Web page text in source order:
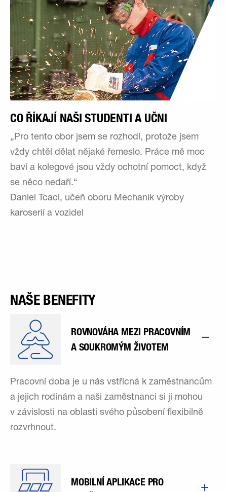
CO ŘÍKAJÍ NAŠI STUDENTI A UČNI
„Pro tento obor jsem se rozhodl, protože jsem
vždy chtěl dělat nějaké řemeslo. Práce mě moc
baví a kolegové jsou vždy ochotní pomoct, když
se něco nedaří.“
Daniel Tcaci, učeň oboru Mechanik výroby
karoserií a vozidel
NAŠE BENEFITY
ROVNOVÁHA MEZI PRACOVNÍM
A SOUKROMÝM ŽIVOTEM
Pracovní doba je u nás vstřícná k zaměstnancům
a jejich rodinám a naši zaměstnanci si ji mohou
v závislosti na oblasti svého působení flexibilně
rozvrhnout.
MOBILNÍ APLIKACE PRO